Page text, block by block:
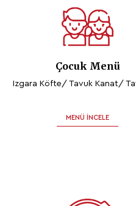
Çocuk Menü
Izgara Köfte/ Tavuk Kanat/
MENÜ İNCELE